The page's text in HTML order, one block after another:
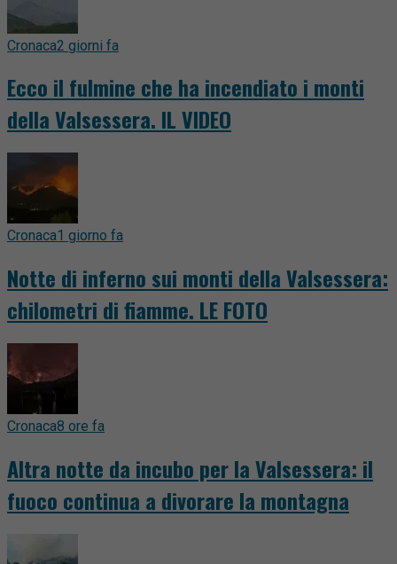
Cronaca2 giorni fa
Ecco il fulmine che ha incendiato i monti
della Valsessera. IL VIDEO
Cronaca1 giorno fa
Notte di inferno sui monti della Valsessera:
chilometri di fiamme. LE FOTO
Cronaca8 ore fa
Altra notte da incubo per la Valsessera: il
fuoco continua a divorare la montagna